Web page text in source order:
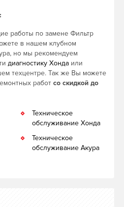
работы по замене Фильтр
в нашем клубном
но мы рекомендуем
диагностику Хонда или
техцентре. Так же Вы можете
работ со скидкой до
Техническое
обслуживание Хонда
Техническое
обслуживание Акура